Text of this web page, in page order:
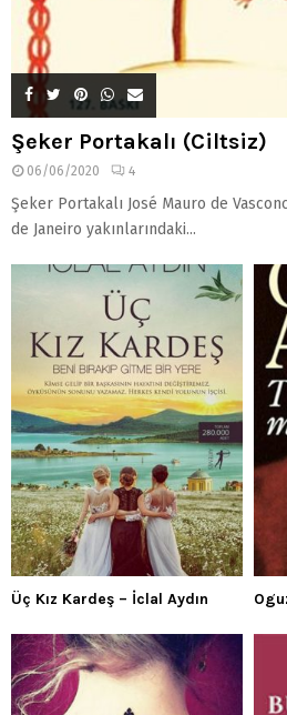
Şeker Portakalı (Ciltsiz)
06/06/2020 4
Şeker Portakalı José Mauro de
de Janeiro yakınlarındaki...
Üç Kız Kardeş – İclal Aydın